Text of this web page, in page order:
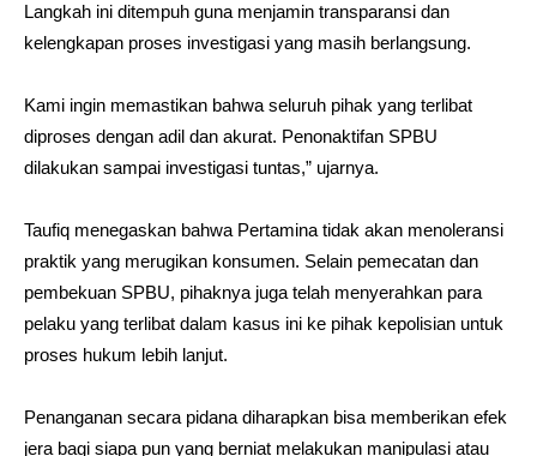
Langkah ini ditempuh guna menjamin transparansi dan
kelengkapan proses investigasi yang masih berlangsung.
Kami ingin memastikan bahwa seluruh pihak yang terlibat
diproses dengan adil dan akurat. Penonaktifan SPBU
dilakukan sampai investigasi tuntas,” ujarnya.
Taufiq menegaskan bahwa Pertamina tidak akan menoleransi
praktik yang merugikan konsumen. Selain pemecatan dan
pembekuan SPBU, pihaknya juga telah menyerahkan para
pelaku yang terlibat dalam kasus ini ke pihak kepolisian untuk
proses hukum lebih lanjut.
Penanganan secara pidana diharapkan bisa memberikan efek
jera bagi siapa pun yang berniat melakukan manipulasi atau